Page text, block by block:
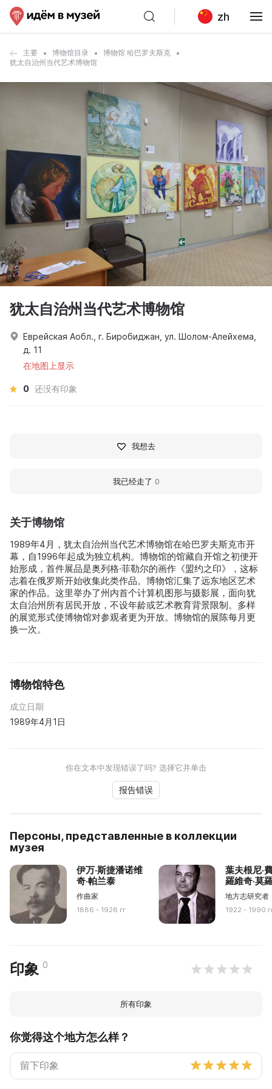
zh
主要 博物馆目录
博物馆 哈巴罗夫斯克
犹太自治州当代艺术博物馆
关于博物馆
1989年4月，犹太自治州当代艺术博物馆在哈巴罗夫斯克市开
幕，自1996年起成为独立机构。博物馆的馆藏自开馆之初便开
始形成，首件展品是奥列格·菲勒尔的画作《盟约之印》，这标
志着在俄罗斯开始收集此类作品。博物馆汇集了远东地区艺术
家的作品。这里举办了州内首个计算机图形与摄影展，面向犹
太自治州所有居民开放，不设年龄或艺术教育背景限制。多样
的展览形式使博物馆对参观者更为开放。博物馆的展陈每月更
换一次。
博物馆特色
成立日期
1989年4月1日
你在文本中发现错误了吗? 选择它并单击
报告错误
Персоны, представленные в коллекции
музея
伊万·斯捷潘诺维
奇·帕兰泰
作曲家
1886 - 1926 гг
葉夫根尼·
羅維奇·莫
地方志研究者
1922 - 1990
印象 0
所有印象
你觉得这个地方怎么样？
犹太自治州当代艺术博物馆
Еврейская Аобл., г. Биробиджан, ул. Шолом-Алейхема,
д. 11
在地图上显示
0 还没有印象
我想去
我已经走了 0